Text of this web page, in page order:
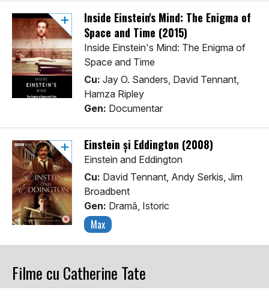
Inside Einstein's Mind: The Enigma of
Space and Time (2015)
Inside Einstein's Mind: The Enigma of
Space and Time
Cu: Jay O. Sanders, David Tennant,
Hamza Ripley
Gen: Documentar
Einstein și Eddington (2008)
Einstein and Eddington
Cu: David Tennant, Andy Serkis, Jim
Broadbent
Gen: Dramă, Istoric
Max
Filme cu Catherine Tate